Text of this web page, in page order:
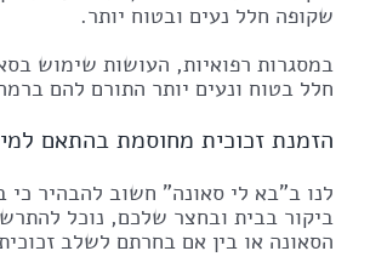
שקופה חלל נעים ובטוח יותר.
במסגרות רפואיות, העושות שימוש
חלל בטוח ונעים יותר התורם להם
הזמנת זכוכית מחוסמת בהתאם
לנו ב"בא לי סאונה" חשוב להבהיר
ביקור בבית ובחצר שלכם, נוכל
הסאונה או בין אם בחרתם לשלב